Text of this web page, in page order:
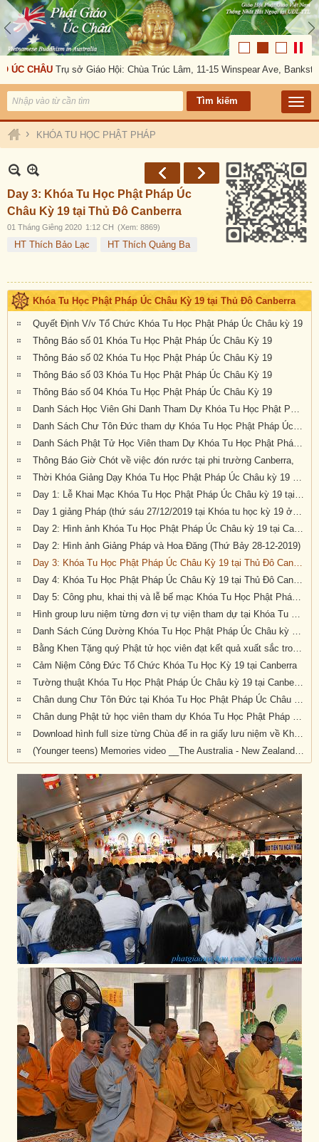
Trụ sở Giáo Hội: Chùa Trúc Lâm, 11-15 Winspear Ave, Bankstown,
› KHÓA TU HỌC PHẬT PHÁP
Day 3: Khóa Tu Học Phật Pháp Úc
Châu Kỳ 19 tại Thủ Đô Canberra
01 Tháng Giêng 2020 1:12 CH (Xem: 8869)
HT Thích Bảo Lạc HT Thích Quảng Ba
Khóa Tu Học Phật Pháp Úc Châu Kỳ 19 tại Thủ Đô Canberra
Quyết Định V/v Tổ Chức Khóa Tu Học Phật Pháp Úc Châu kỳ 19
Thông Báo số 01 Khóa Tu Học Phật Pháp Úc Châu Kỳ 19
Thông Báo số 02 Khóa Tu Học Phật Pháp Úc Châu Kỳ 19
Thông Báo số 03 Khóa Tu Học Phật Pháp Úc Châu Kỳ 19
Thông Báo số 04 Khóa Tu Học Phật Pháp Úc Châu Kỳ 19
Danh Sách Học Viên Ghi Danh Tham Dự Khóa Tu Học Phật Pháp Úc Châu Kỳ 19
Danh Sách Chư Tôn Đức tham dự Khóa Tu Học Phật Pháp Úc Châu kỳ 19 tại Canberra
Danh Sách Phật Tử Học Viên tham Dự Khóa Tu Học Phật Pháp Úc Châu Kỳ 19 tại Canberra
Thông Báo Giờ Chót về việc đón rước tại phi trường Canberra,
Thời Khóa Giảng Dạy Khóa Tu Học Phật Pháp Úc Châu kỳ 19 tại Canberra
Day 1: Lễ Khai Mạc Khóa Tu Học Phật Pháp Úc Châu kỳ 19 tại Canberra, Úc Châu (Thứ Sáu 27-12-2019)
Day 1 giảng Pháp (thứ sáu 27/12/2019 tại Khóa tu học kỳ 19 ở Canberra)
Day 2: Hình ảnh Khóa Tu Học Phật Pháp Úc Châu kỳ 19 tại Canberra, Úc Châu (Thứ Bảy 28-12-2019)
Day 2: Hình ảnh Giảng Pháp và Hoa Đăng (Thứ Bảy 28-12-2019)
Day 3: Khóa Tu Học Phật Pháp Úc Châu Kỳ 19 tại Thủ Đô Canberra
Day 4: Khóa Tu Học Phật Pháp Úc Châu Kỳ 19 tại Thủ Đô Canberra
Day 5: Công phu, khai thị và lễ bế mạc Khóa Tu Học Phật Pháp Úc Châu kỳ 19 tại Canberra (Thứ Ba, 31/12/2019)
Hình group lưu niệm từng đơn vị tự viện tham dự tại Khóa Tu Học Phật Pháp Úc Châu kỳ 19 tại Canberra
Danh Sách Cúng Dường Khóa Tu Học Phật Pháp Úc Châu kỳ 19 (2019) tại Canberra
Bằng Khen Tặng quý Phật tử học viên đạt kết quả xuất sắc trong kỳ thi cuối khóa
Cảm Niệm Công Đức Tổ Chức Khóa Tu Học Kỳ 19 tại Canberra
Tường thuật Khóa Tu Học Phật Pháp Úc Châu kỳ 19 tại Canberra
Chân dung Chư Tôn Đức tại Khóa Tu Học Phật Pháp Úc Châu kỳ 19
Chân dung Phật tử học viên tham dự Khóa Tu Học Phật Pháp Úc Châu kỳ 19 tại Canberra
Download hình full size từng Chùa để in ra giấy lưu niệm về Khóa Tu Học Phật Pháp Úc Châu Kỳ 20 (2019) tại Canberra, Úc Châu
(Younger teens) Memories video __The Australia - New Zealand 19th National Summer Retreat in Canberra (27-31 Dec 2019)